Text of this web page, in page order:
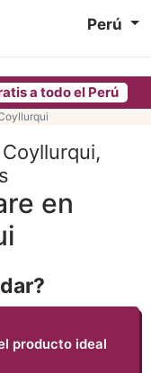
a todo el Perú
Perú
en
producto ideal